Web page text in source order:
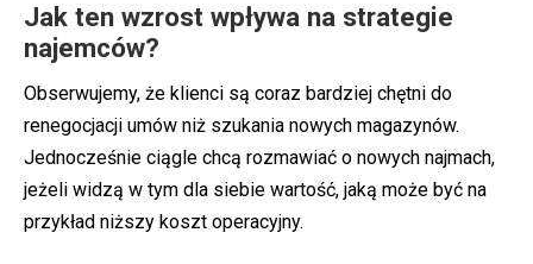
Jak ten wzrost wpływa na strategie
najemców?
Obserwujemy, że klienci są coraz bardziej chętni do
renegocjacji umów niż szukania nowych magazynów.
Jednocześnie ciągle chcą rozmawiać o nowych najmach,
jeżeli widzą w tym dla siebie wartość, jaką może być na
przykład niższy koszt operacyjny.